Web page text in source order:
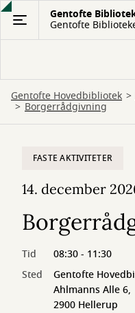
Gå
hovedindhold
Gentofte
Gentofte
Gentofte Hovedbibliotek
Borgerrådgivning
FASTE AKTIVITETER
14. december
Tid
08:30 - 11:30
Sted
Gentofte
Ahlmanns Alle 6,
2900 Hellerup